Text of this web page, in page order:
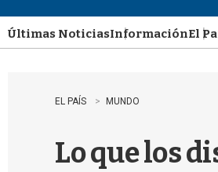
u
Últimas NoticiasInformaciónEl
EL PAÍS MUNDO
Lo que los